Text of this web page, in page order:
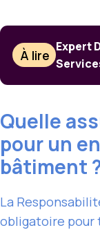
À lire
Expert
Quelle
pour un
bâtiment
La
obligatoire pour